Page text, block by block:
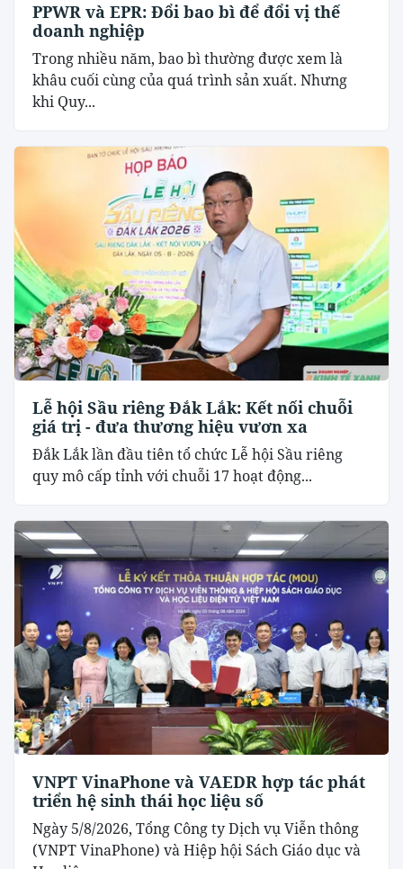
PPWR và EPR: Đổi bao bì để đổi vị thế
doanh nghiệp
Trong nhiều năm, bao bì thường được xem là
khâu cuối cùng của quá trình sản xuất. Nhưng
khi Quy...
Lễ hội Sầu riêng Đắk Lắk: Kết nối chuỗi
giá trị - đưa thương hiệu vươn xa
Đắk Lắk lần đầu tiên tổ chức Lễ hội Sầu riêng
quy mô cấp tỉnh với chuỗi 17 hoạt động...
VNPT VinaPhone và VAEDR hợp tác phát
triển hệ sinh thái học liệu số
Ngày 5/8/2026, Tổng Công ty Dịch vụ Viễn thông
(VNPT VinaPhone) và Hiệp hội Sách Giáo dục và